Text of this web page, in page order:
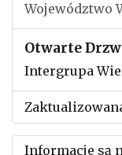
Województwo
Otwarte
Intergrupa
Informacje są